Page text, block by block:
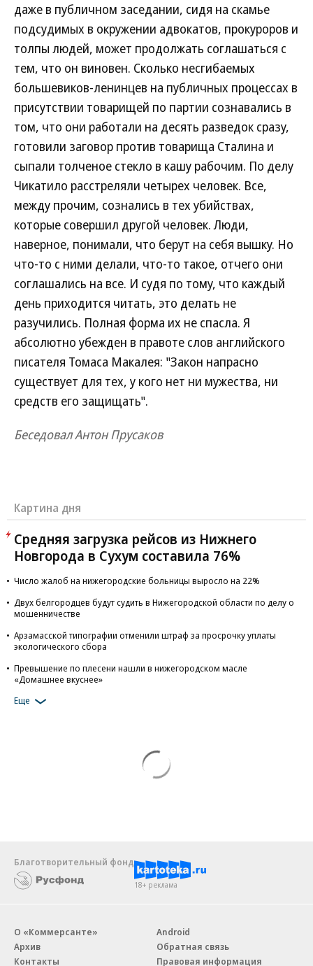
даже в публичном заседании, сидя на скамье
подсудимых в окружении адвокатов, прокуроров и
толпы людей, может продолжать соглашаться с
тем, что он виновен. Сколько несгибаемых
большевиков-ленинцев на публичных процессах в
присутствии товарищей по партии сознавались в
том, что они работали на десять разведок сразу,
готовили заговор против товарища Сталина и
сыпали толченое стекло в кашу рабочим. По делу
Чикатило расстреляли четырех человек. Все,
между прочим, сознались в тех убийствах,
которые совершил другой человек. Люди,
наверное, понимали, что берут на себя вышку. Но
что-то с ними делали, что-то такое, отчего они
соглашались на все. И судя по тому, что каждый
день приходится читать, это делать не
разучились. Полная форма их не спасла. Я
абсолютно убежден в правоте слов английского
писателя Томаса Макалея: "Закон напрасно
существует для тех, у кого нет ни мужества, ни
средств его защищать".
Беседовал Антон Прусаков
Картина дня
Средняя загрузка рейсов из Нижнего
Новгорода в Сухум составила 76%
Число жалоб на нижегородские больницы выросло на 22%
Двух белгородцев будут судить в Нижегородской области по делу о
мошенничестве
Арзамасской типографии отменили штраф за просрочку уплаты
экологического сбора
Превышение по плесени нашли в нижегородском масле
«Домашнее вкуснее»
Еще
Благотворительный фонд
18+ реклама
О «Коммерсанте»
Архив
Контакты
Android
Обратная связь
Правовая информация